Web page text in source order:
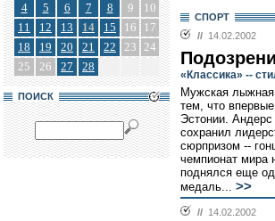
4
5 6 7 8 9
10
11
12 13 14 15 16
17
18
19 20 21 22 23 24
25
26 27 28
ПОИСК
СПОРТ
// 14.02.2002
«Классика» --
Мужская лыжная
тем, что
Эстонии.
сохранил
сюрпризом --
чемпионат мира
поднялся еще
медаль... >>
// 14.02.2002